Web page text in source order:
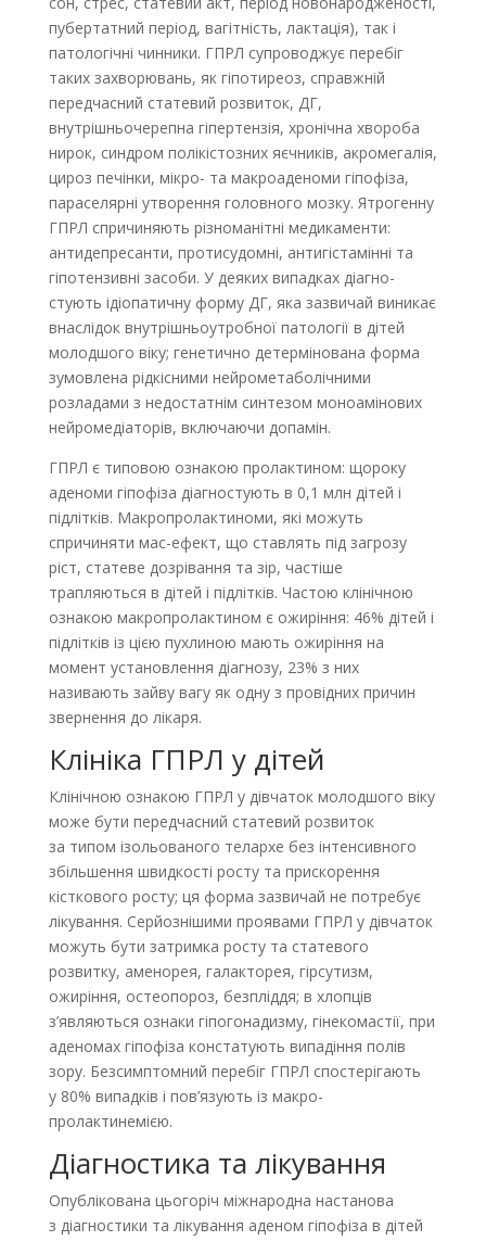
пубертатний період, вагітність, лактація), так і
патологічні чинники. ГПРЛ супроводжує перебіг
таких захворювань, як гіпотиреоз, справжній
передчасний статевий розвиток, ДГ,
внутрішньочерепна гіпертензія, хронічна хвороба
нирок, синдром полікістозних яєчників, акромегалія,
цироз печінки, мікро- та макроаденоми гіпофіза,
параселярні утворення головного мозку. Ятрогенну
ГПРЛ спричиняють різноманітні медикаменти:
антидепресанти, протисудомні, антигістамінні та
гіпотензивні засоби. У деяких випадках діагно­
стують ідіопатичну форму ДГ, яка зазвичай виникає
внаслідок внутрішньо­утробної патології в дітей
молодшого віку; генетично детермінована форма
зумовлена рідкісними нейрометаболічними
розладами з недостатнім синтезом моноамінових
нейромедіаторів, включаючи допамін.
ГПРЛ є типовою ознакою пролактином: щороку
аденоми гіпофіза діагностують в 0,1 млн дітей і
підлітків. Макропролактиноми, які можуть
спричиняти мас-ефект, що ставлять під загрозу
ріст, статеве дозрівання та зір, частіше
трапляються в дітей і підлітків. Частою клінічною
ознакою макропролактином є ожиріння: 46% дітей і
підлітків із цією пухлиною мають ожиріння на
момент установлення діагнозу, 23% з них
називають зайву вагу як одну з провідних причин
звернення до лікаря.
Клініка ГПРЛ у дітей
Клінічною ознакою ГПРЛ у дівчаток молодшого віку
може бути передчасний статевий розвиток
за типом ізольованого телархе без інтенсивного
збільшення швидкості росту та прискорення
кісткового росту; ця форма зазвичай не потребує
лікування. Серйознішими проявами ГПРЛ у дівчаток
можуть бути затримка росту та статевого
розвитку, аменорея, галакторея, гірсутизм,
ожиріння, остео­пороз, безпліддя; в хлопців
з’являються ознаки гіпогонадизму, гінекомастії, при
аденомах гіпофіза констатують випадіння полів
зору. Безсимптомний перебіг ГПРЛ спостерігають
у 80% випадків і пов’язують із макро­
пролактинемією.
Діагностика та лікування
Опублікована цьогоріч міжнародна настанова
з діагностики та лікування аденом гіпофіза в дітей